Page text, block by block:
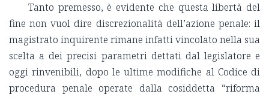
Tanto premesso, è evidente che questa libertà del
fine non vuol dire discrezionalità dell’azione penale: il
magistrato inquirente rimane infatti vincolato nella sua
scelta a dei precisi parametri dettati dal legislatore e
oggi rinvenibili, dopo le ultime modifiche al Codice di
procedura penale operate dalla cosiddetta “riforma